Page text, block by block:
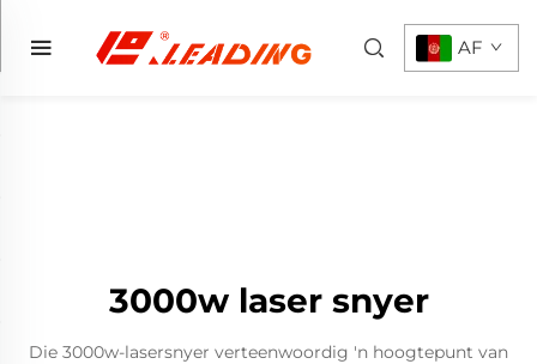
AF
3000w laser snyer
Die 3000w-lasersnyer verteenwoordig 'n hoogtepunt van